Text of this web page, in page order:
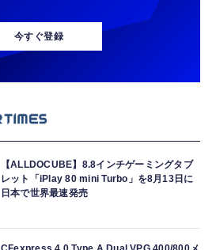
今すぐ登録
【ALLDOCUBE】8.8インチゲーミングタブ
レット「iPlay 80 mini Turbo」を8月13日に
日本で世界最速発売